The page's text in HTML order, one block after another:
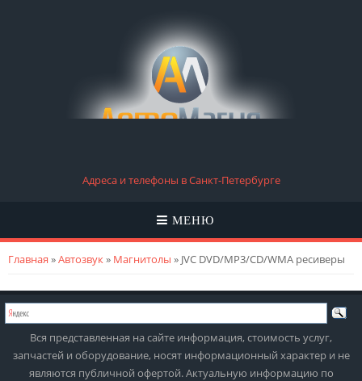
Адреса и телефоны в Санкт-Петербурге
МЕНЮ
Вы здесь
Главная »Автозвук» Магнитолы » JVC DVD/MP3/CD/WMA ресиверы
Вся представленная на сайте информация, стоимость услуг,
запчастей и оборудование, носят информационный характер и не
являются публичной офертой. Актуальную информацию по